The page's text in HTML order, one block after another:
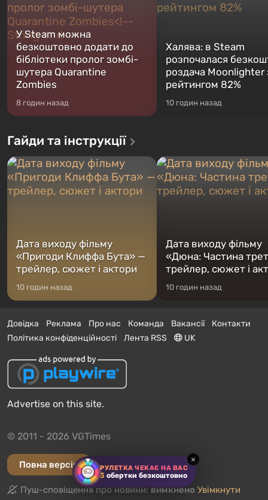
РУЛЕТКА ЧЕКАЄ НА ВАС
3 обертки безкоштовно
×
У Steam можна
безкоштовно додати до
бібліотеки пролог зомбі-
шутера Quarantine
Zombies
8 годин назад
Халява: в Steam
розпочалася
роздача Moonlighter
рейтингом 82%
10 годин назад
Гайди та інструкції
Дата виходу фільму
«Пригоди Клиффа Бута» —
трейлер, сюжет і актори
10 годин назад
Дата виходу фільму
«Дюна: Частина
трейлер, сюжет і
10 годин назад
Довідка Реклама Про нас Команда Вакансії
Контакти
Політика конфіденційності
Лента RSS UK
Advertise on this site.
© 2011 - 2026 VGTimes
Повна версія
Пуш-сповіщення про новини:вимкнено Увімкнути